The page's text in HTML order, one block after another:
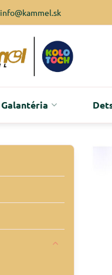
info@kammel.sk
Galantéria